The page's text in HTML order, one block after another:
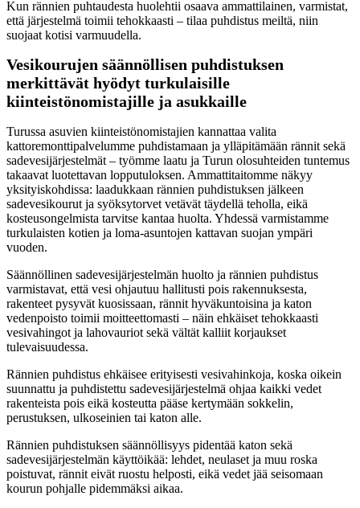
Kun rännien puhtaudesta huolehtii osaava ammattilainen, varmistat,
että järjestelmä toimii tehokkaasti – tilaa puhdistus meiltä, niin
suojaat kotisi varmuudella.
Vesikourujen säännöllisen puhdistuksen
merkittävät hyödyt turkulaisille
kiinteistönomistajille ja asukkaille
Turussa asuvien kiinteistönomistajien kannattaa valita
kattoremonttipalvelumme puhdistamaan ja ylläpitämään rännit sekä
sadevesijärjestelmät – työmme laatu ja Turun olosuhteiden tuntemus
takaavat luotettavan lopputuloksen. Ammattitaitomme näkyy
yksityiskohdissa: laadukkaan rännien puhdistuksen jälkeen
sadevesikourut ja syöksytorvet vetävät täydellä teholla, eikä
kosteusongelmista tarvitse kantaa huolta. Yhdessä varmistamme
turkulaisten kotien ja loma-asuntojen kattavan suojan ympäri
vuoden.
Säännöllinen sadevesijärjestelmän huolto ja rännien puhdistus
varmistavat, että vesi ohjautuu hallitusti pois rakennuksesta,
rakenteet pysyvät kuosissaan, rännit hyväkuntoisina ja katon
vedenpoisto toimii moitteettomasti – näin ehkäiset tehokkaasti
vesivahingot ja lahovauriot sekä vältät kalliit korjaukset
tulevaisuudessa.
Rännien puhdistus ehkäisee erityisesti vesivahinkoja, koska oikein
suunnattu ja puhdistettu sadevesijärjestelmä ohjaa kaikki vedet
rakenteista pois eikä kosteutta pääse kertymään sokkelin,
perustuksen, ulkoseinien tai katon alle.
Rännien puhdistuksen säännöllisyys pidentää katon sekä
sadevesijärjestelmän käyttöikää: lehdet, neulaset ja muu roska
poistuvat, rännit eivät ruostu helposti, eikä vedet jää seisomaan
kourun pohjalle pidemmäksi aikaa.